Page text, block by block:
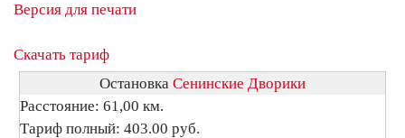
Версия для печати
Скачать тариф
Остановка Сенинские Дворики
Расстояние: 61,00 км.
Тариф полный: 403.00 руб.